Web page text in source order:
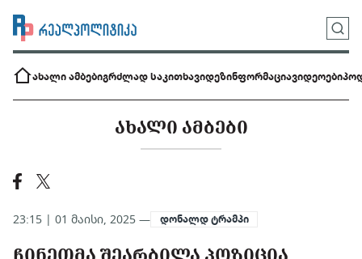
ახალი ამბებიგრძლად საკითხავიდეზინფორმაციავიდეოები
ᲐᲮᲐᲚᲘ ᲐᲛᲑᲔᲑᲘ
23:15 | 01 მაისი, 2025 — დონალდ ტრამპი